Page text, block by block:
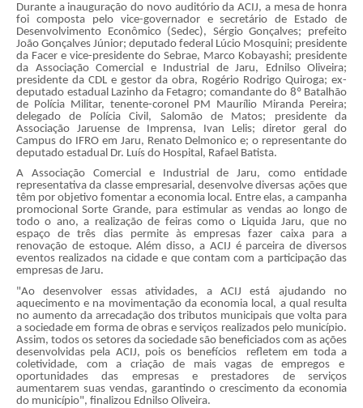
Durante a inauguração do novo auditório da ACIJ, a mesa de honra
foi composta pelo vice-governador e secretário de Estado de
Desenvolvimento Econômico (Sedec), Sérgio Gonçalves; prefeito
João Gonçalves Júnior; deputado federal Lúcio Mosquini; presidente
da Facer e vice-presidente do Sebrae, Marco Kobayashi; presidente
da Associação Comercial e Industrial de Jaru, Ednilso Oliveira;
presidente da CDL e gestor da obra, Rogério Rodrigo Quiroga; ex-
deputado estadual Lazinho da Fetagro; comandante do 8º Batalhão
de Polícia Militar, tenente-coronel PM Maurílio Miranda Pereira;
delegado de Polícia Civil, Salomão de Matos; presidente da
Associação Jaruense de Imprensa, Ivan Lelis; diretor geral do
Campus do IFRO em Jaru, Renato Delmonico e; o representante do
deputado estadual Dr. Luís do Hospital, Rafael Batista.
A Associação Comercial e Industrial de Jaru, como entidade
representativa da classe empresarial, desenvolve diversas ações que
têm por objetivo fomentar a economia local. Entre elas, a campanha
promocional Sorte Grande, para estimular as vendas ao longo de
todo o ano, a realização de feiras como o Liquida Jaru, que no
espaço de três dias permite às empresas fazer caixa para a
renovação de estoque. Além disso, a ACIJ é parceira de diversos
eventos realizados na cidade e que contam com a participação das
empresas de Jaru.
"Ao desenvolver essas atividades, a ACIJ está ajudando no
aquecimento e na movimentação da economia local, a qual resulta
no aumento da arrecadação dos tributos municipais que volta para
a sociedade em forma de obras e serviços realizados pelo município.
Assim, todos os setores da sociedade são beneficiados com as ações
desenvolvidas pela ACIJ, pois os benefícios refletem em toda a
coletividade, com a criação de mais vagas de empregos e
oportunidades das empresas e prestadores de serviços
aumentarem suas vendas, garantindo o crescimento da economia
do município", finalizou Ednilso Oliveira.